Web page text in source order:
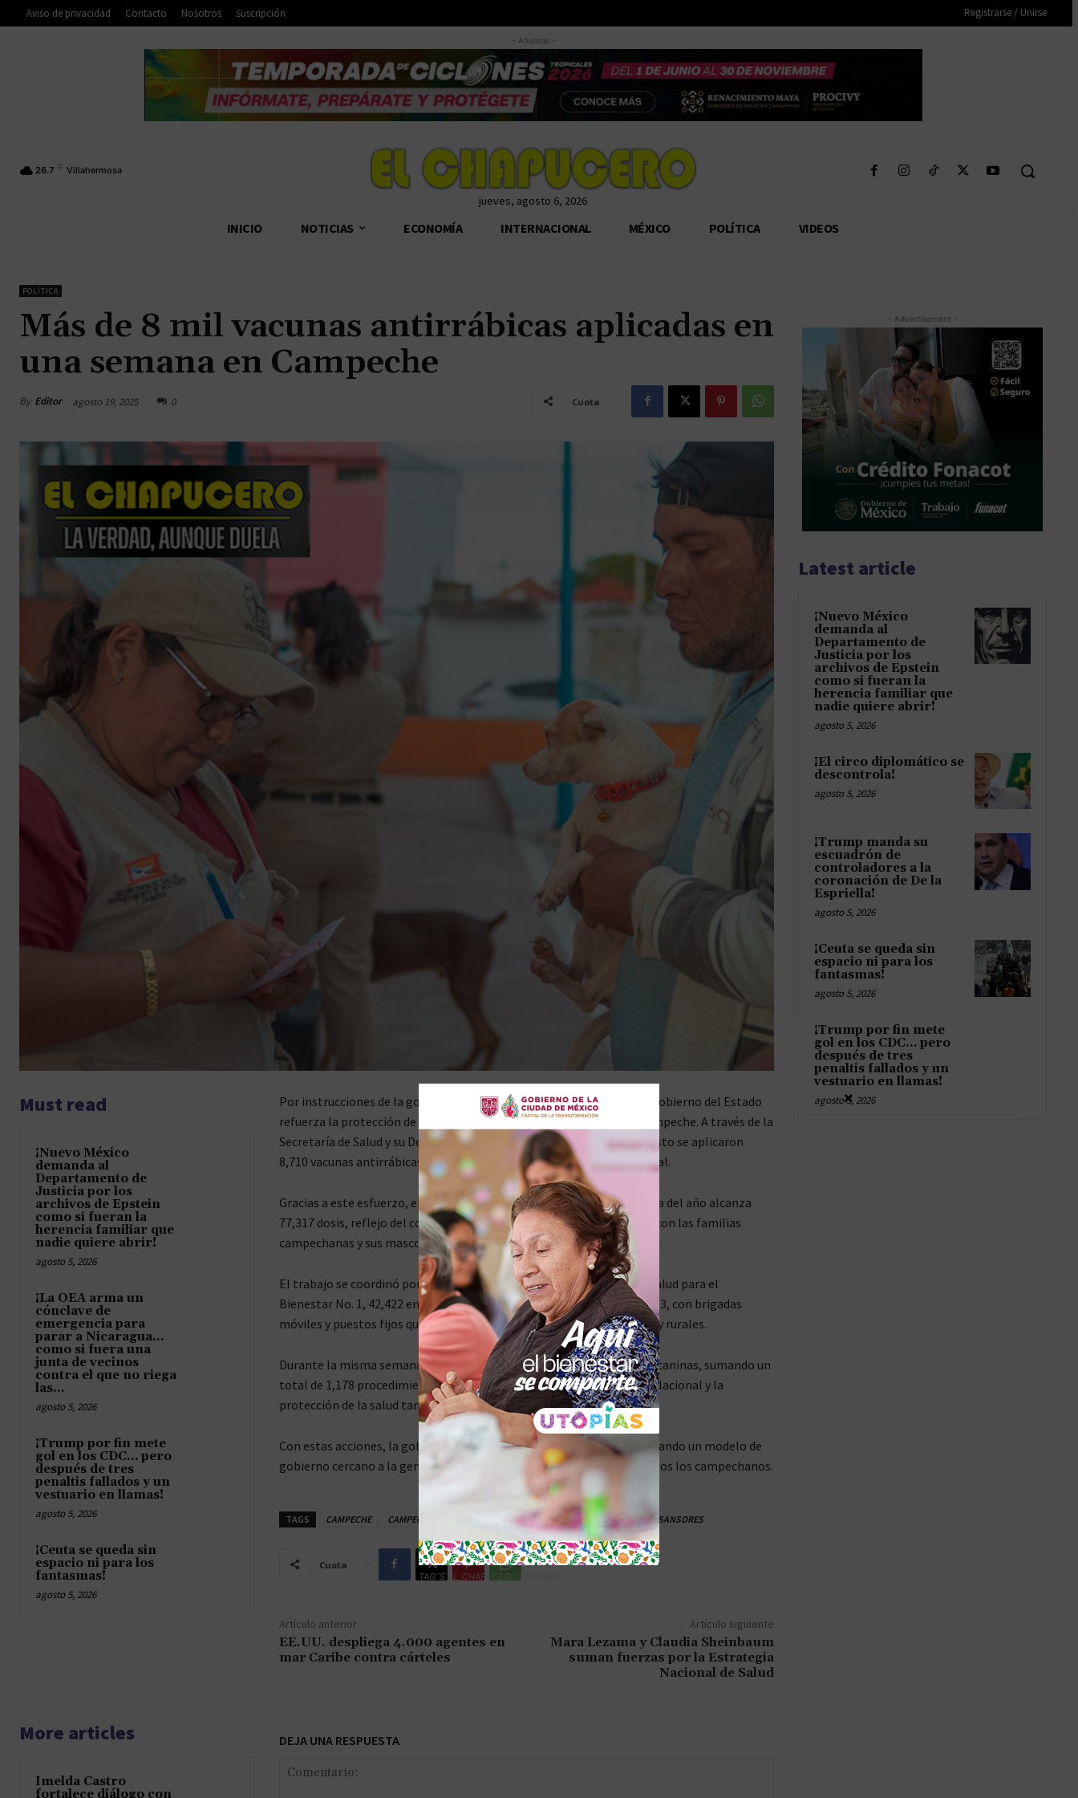
Aviso de privacidad Contacto Nosotros Suscripción Registrarse / Unirse
- Anuncio -
26.7 C Villahermosa
jueves, agosto 6, 2026
INICIO NOTICIAS ECONOMÍA INTERNACIONAL MÉXICO POLÍTICA VIDEOS
POLÍTICA
Más de 8 mil vacunas antirrábicas aplicadas en
una semana en Campeche
By Editor agosto 19, 2025 0 Cuota
Must read
¡Nuevo México
demanda al
Departamento de
Justicia por los
archivos de Epstein
como si fueran la
herencia familiar que
nadie quiere abrir!
agosto 5, 2026
¡La OEA arma un
cónclave de
emergencia para
parar a Nicaragua…
como si fuera una
junta de vecinos
contra el que no riega
las...
agosto 5, 2026
¡Trump por fin mete
gol en los CDC… pero
después de tres
penaltis fallados y un
vestuario en llamas!
agosto 5, 2026
¡Ceuta se queda sin
espacio ni para los
fantasmas!
agosto 5, 2026
Por instrucciones de la gobernadora Layda Sansores Sam Román, el Gobierno del Estado
refuerza la protección de la salud pública y el bienestar animal en Campeche. A través de la
Secretaría de Salud y su Departamento de Zoonosis, del 4 al 10 de agosto se aplicaron
8,710 vacunas antirrábicas a perros y gatos en todo el territorio estatal.
Gracias a este esfuerzo, el acumulado de vacunas aplicadas en lo que va del año alcanza
77,317 dosis, reflejo del compromiso del gobierno de Layda Sansores con las familias
campechanas y sus mascotas.
El trabajo se coordinó por distritos: 31,795 vacunas en el Distrito de Salud para el
Bienestar No. 1, 42,422 en los Distritos No. 2, y 3,100 en el Distrito No. 3, con brigadas
móviles y puestos fijos que garantizaron cobertura en zonas urbanas y rurales.
Durante la misma semana, también se realizaron 25 esterilizaciones caninas, sumando un
total de 1,178 procedimientos en el año, fortaleciendo el control poblacional y la
protección de la salud tanto de los animales como de la ciudadanía.
Con estas acciones, la gobernadora Layda Sansores continúa consolidando un modelo de
gobierno cercano a la gente, que prioriza la salud y el bienestar de todos los campechanos.
TAGS CAMPECHE CAMPECHE COMPROMISO CAMPECHE DESARROLLO LAYDA SANSORES
Cuota
Artículo anterior
EE.UU. despliega 4.000 agentes en
mar Caribe contra cárteles
Artículo siguiente
Mara Lezama y Claudia Sheinbaum
suman fuerzas por la Estrategia
Nacional de Salud
More articles
Imelda Castro
fortalece diálogo con
DEJA UNA RESPUESTA
- Advertisement -
Latest article
¡Nuevo México
demanda al
Departamento de
Justicia por los
archivos de Epstein
como si fueran la
herencia familiar que
nadie quiere abrir!
agosto 5, 2026
¡El circo diplomático se
descontrola!
agosto 5, 2026
¡Trump manda su
escuadrón de
controladores a la
coronación de De la
Espriella!
agosto 5, 2026
¡Ceuta se queda sin
espacio ni para los
fantasmas!
agosto 5, 2026
¡Trump por fin mete
gol en los CDC… pero
después de tres
penaltis fallados y un
vestuario en llamas!
agosto 5, 2026
TAG´S EL_CHAPUCERO PARK&RIDE
×